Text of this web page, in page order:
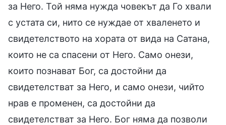
за Него. Той няма нужда човекът да Го хвали
с устата си, нито се нуждае от хваленето и
свидетелството на хората от вида на Сатана,
които не са спасени от Него. Само онези,
които познават Бог, са достойни да
свидетелстват за Него, и само онези, чийто
нрав е променен, са достойни да
свидетелстват за Него. Бог няма да позволи